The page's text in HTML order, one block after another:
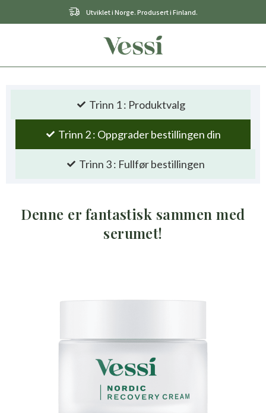
Utviklet i Norge. Produsert i Finland.
Trinn 1 : Produktvalg
Trinn 2 : Oppgrader bestillingen din
Trinn 3 : Fullfør bestillingen
Denne er fantastisk sammen med
serumet!